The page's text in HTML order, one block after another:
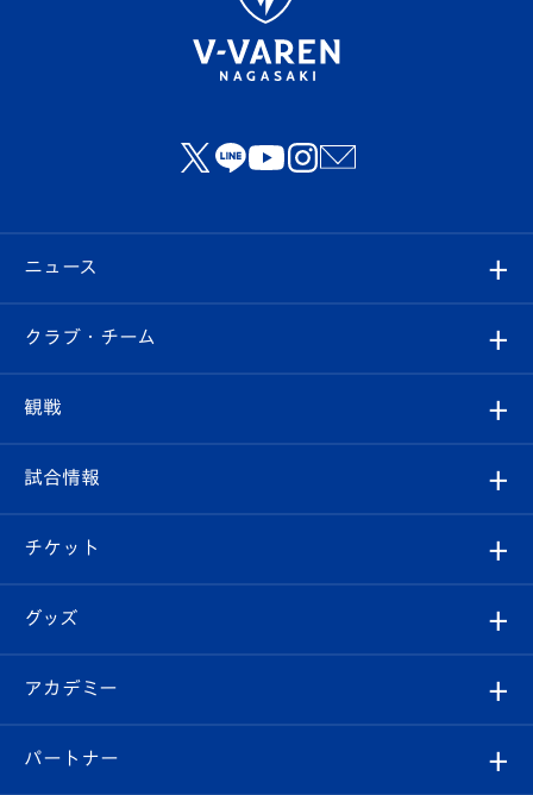
ニュース
すべて
クラブ
試合情報
チケット
イベント
メディア
クラブ・チーム
クラブ概要
エンブレム紹介
スタッフプロフィール
マスコット紹介
観戦
観戦ルール
はじめての観戦ガイド
Revive Team
ヴィヴィくんの長崎おもてなしガイド
試合情報
試合日程/結果
フォトギャラリー
スタジアムグルメ
チケット
チケット
V-LOVERS（ファンクラブ）
プレイヤーズスイート
グッズ
オンラインショップ
アカデミー
育成からのお知らせ
パートナー